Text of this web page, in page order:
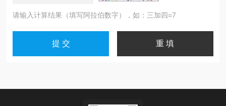
请输入计算结果（填写阿拉伯数字），如：三加四=7